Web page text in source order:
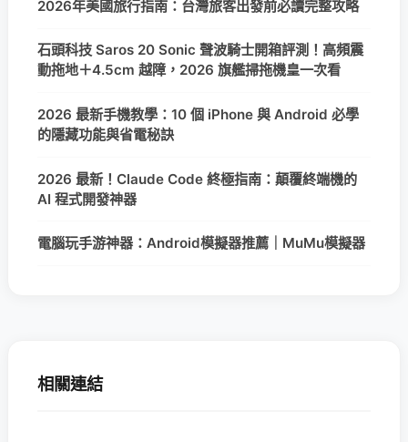
2026年美國旅行指南：台灣旅客出發前必讀完整攻略
石頭科技 Saros 20 Sonic 聲波騎士開箱評測！高頻震
動拖地＋4.5cm 越障，2026 旗艦掃拖機皇一次看
2026 最新手機教學：10 個 iPhone 與 Android 必學
的隱藏功能與省電秘訣
2026 最新！Claude Code 終極指南：顛覆終端機的
AI 程式開發神器
電腦玩手游神器：Android模擬器推薦｜MuMu模擬器
相關連結